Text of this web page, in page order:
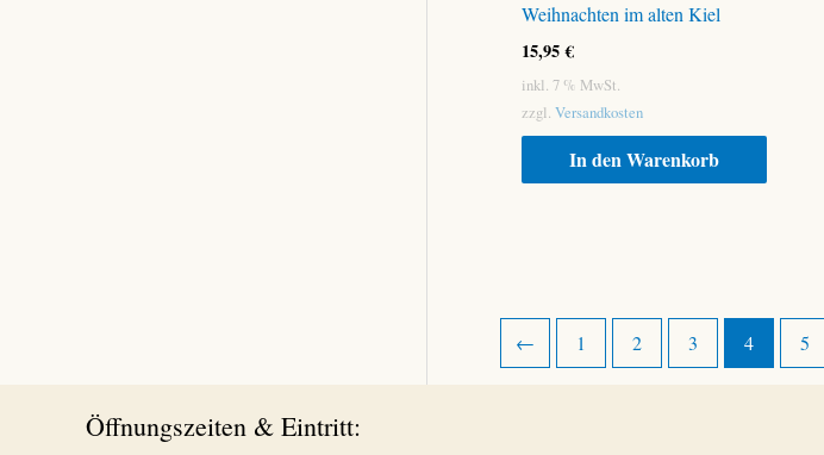
Weihnachten im alten Kiel
15,95€
inkl. 7 % MwSt.
zzgl. Versandkosten
In den Warenkorb
← 1 2 3 4 5
Öffnungszeiten & Eintritt: